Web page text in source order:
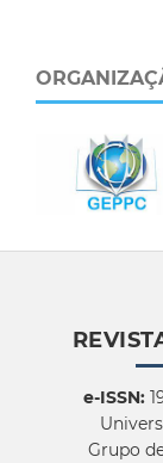
e-ISSN:
Grupo